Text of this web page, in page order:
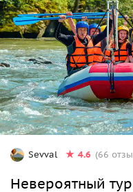
Sevval 4.6 (66
Невероятный